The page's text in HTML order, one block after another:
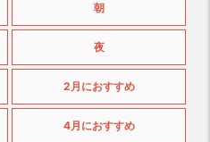
朝
夜
2月におすすめ
4月におすすめ